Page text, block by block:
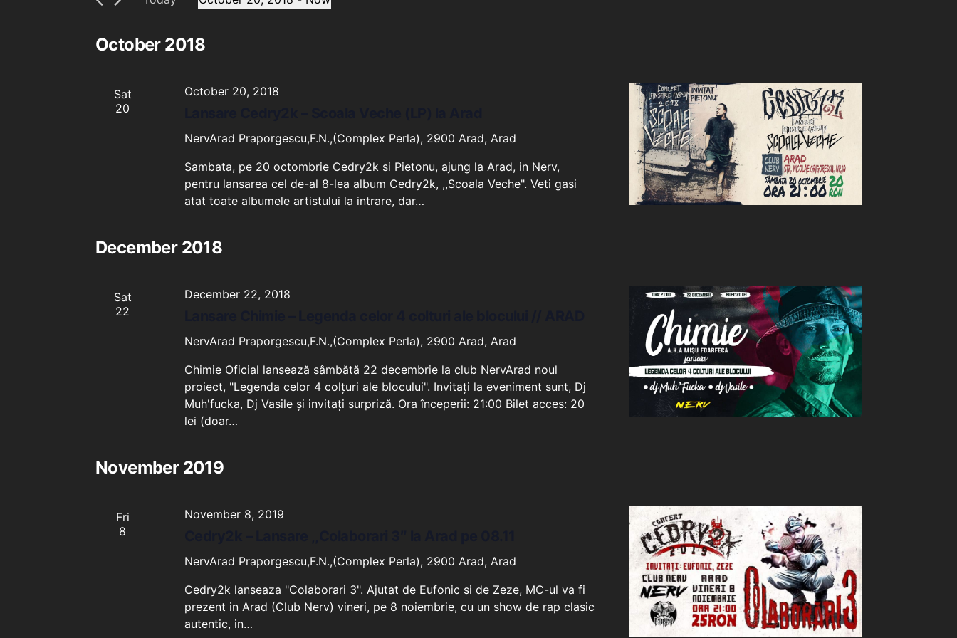
Views
Navigation
October 2018
Sat
20
October 20, 2018
NervArad Praporgescu,F.N.,(Complex Perla), 2900 Arad, Arad
Sambata, pe 20 octombrie Cedry2k si Pietonu, ajung la Arad, in Nerv,
pentru lansarea cel de-al 8-lea album Cedry2k, ,,Scoala Veche". Veti gasi
atat toate albumele artistului la intrare, dar…
December 2018
Sat
22
December 22, 2018
NervArad Praporgescu,F.N.,(Complex Perla), 2900 Arad, Arad
Chimie Oficial lansează sâmbătă 22 decembrie la club NervArad noul
proiect, "Legenda celor 4 colțuri ale blocului". Invitați la eveniment sunt, Dj
Muh'fucka, Dj Vasile și invitați surpriză. Ora începerii: 21:00 Bilet acces: 20
lei (doar…
November 2019
Fri
8
November 8, 2019
NervArad Praporgescu,F.N.,(Complex Perla), 2900 Arad, Arad
Cedry2k lanseaza "Colaborari 3". Ajutat de Eufonic si de Zeze, MC-ul va fi
prezent in Arad (Club Nerv) vineri, pe 8 noiembrie, cu un show de rap clasic
autentic, in…